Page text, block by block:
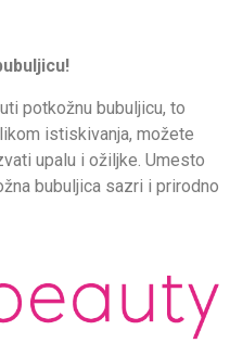
potkožnu bubuljicu, to
istiskivanja, možete
upalu i ožiljke. Umesto
bubuljica sazri i prirodno